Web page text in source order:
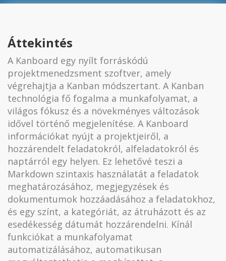
Áttekintés
A Kanboard egy nyílt forráskódú
projektmenedzsment szoftver, amely
végrehajtja a Kanban módszertant. A Kanban
technológia fő fogalma a munkafolyamat, a
világos fókusz és a növekményes változások
idővel történő megjelenítése. A Kanboard
információkat nyújt a projektjeiről, a
hozzárendelt feladatokról, alfeladatokról és
naptárról egy helyen. Ez lehetővé teszi a
Markdown szintaxis használatát a feladatok
meghatározásához, megjegyzések és
dokumentumok hozzáadásához a feladatokhoz,
és egy színt, a kategóriát, az átruházott és az
esedékesség dátumát hozzárendelni. Kínál
funkciókat a munkafolyamat
automatizálásához, automatikusan